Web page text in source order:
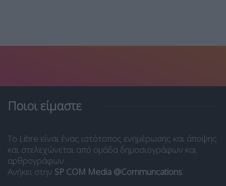
Ποιοι είμαστε
Το Libre είναι ένας ιστότοπος ενημέρωσης και άποψης
και στελεχώνεται από ομάδα δημοσιογράφων και
αρθρογράφων.
Ανήκει στην SP COM Media @Communcations.